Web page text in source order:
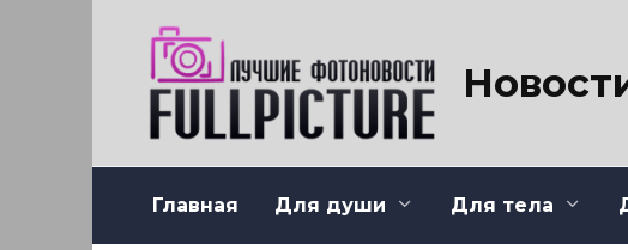
Главная Для души Для тела